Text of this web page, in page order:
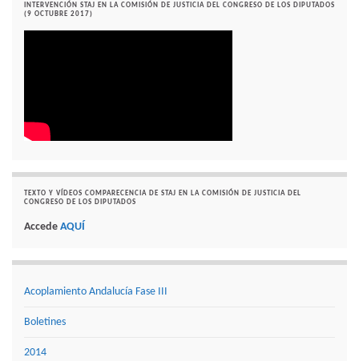
INTERVENCIÓN STAJ EN LA COMISIÓN DE JUSTICIA DEL CONGRESO DE LOS DIPUTADOS
(9 OCTUBRE 2017)
TEXTO Y VÍDEOS COMPARECENCIA DE STAJ EN LA COMISIÓN DE JUSTICIA DEL
CONGRESO DE LOS DIPUTADOS
Accede AQUÍ
Acoplamiento Andalucía Fase III
Boletines
2014